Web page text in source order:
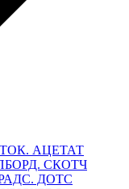
АЦЕТАТ
СКОТЧ
ДОТС